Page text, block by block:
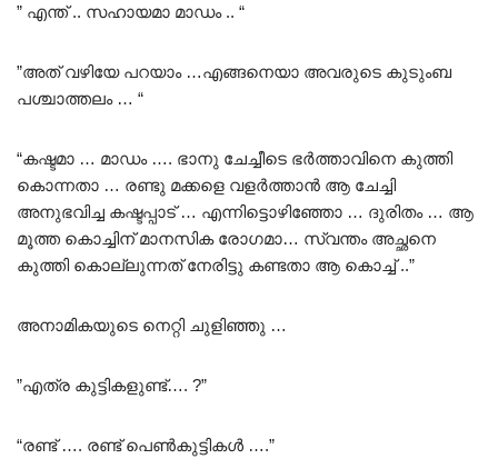
” എന്ത് .. സഹായമാ മാഡം .. “
”അത് വഴിയേ പറയാം …എങ്ങനെയാ അവരുടെ കുടുംബ
പശ്ചാത്തലം … “
“കഷ്ടമാ … മാഡം …. ഭാനു ചേച്ചീടെ ഭർത്താവിനെ കുത്തി
കൊന്നതാ … രണ്ടു മക്കളെ വളർത്താൻ ആ ചേച്ചി
അനുഭവിച്ച കഷ്ടപ്പാട് … എന്നിട്ടൊഴിഞ്ഞോ … ദുരിതം … ആ
മൂത്ത കൊച്ചിന് മാനസിക രോഗമാ… സ്വന്തം അച്ഛനെ
കുത്തി കൊല്ലുന്നത് നേരിട്ടു കണ്ടതാ ആ കൊച്ച് ..”
അനാമികയുടെ നെറ്റി ചുളിഞ്ഞു …
”എത്ര കുട്ടികളുണ്ട്…. ?”
“രണ്ട് …. രണ്ട് പെൺകുട്ടികൾ ….”